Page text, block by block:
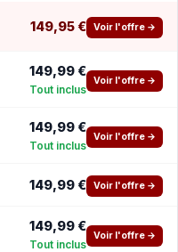
149,95 € Voir l'offre →
149,99 €
Tout inclus
Voir l'offre →
149,99 €
Tout inclus
Voir l'offre →
149,99 € Voir l'offre →
149,99 €
Tout inclus
Voir l'offre →